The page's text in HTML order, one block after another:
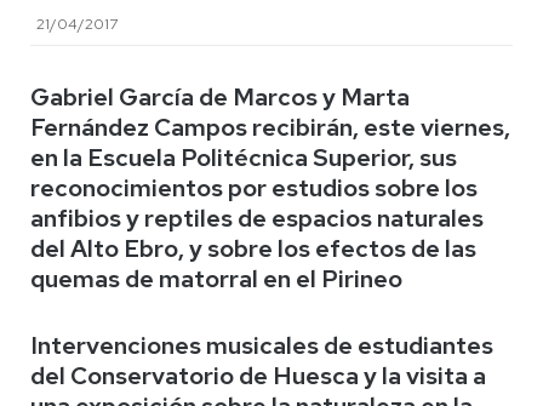
21/04/2017
Gabriel García de Marcos y Marta
Fernández Campos recibirán, este viernes,
en la Escuela Politécnica Superior, sus
reconocimientosporestudios sobre los
anfibios y reptiles de espacios naturales
del Alto Ebro, y sobre los efectos de las
quemas de matorral en el Pirineo
Intervenciones musicales de estudiantes
del Conservatorio de Huesca y la visita a